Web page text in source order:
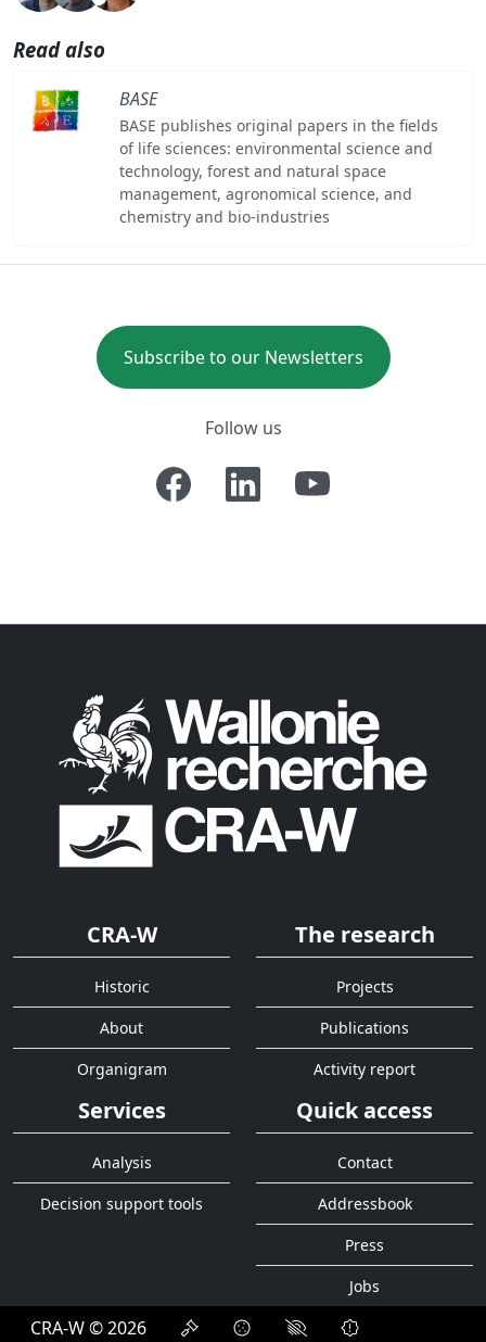
Read also
BASE
BASE publishes original papers in the fields
of life sciences: environmental science and
technology, forest and natural space
management, agronomical science, and
chemistry and bio-industries
Subscribe to our Newsletters
Follow us
CRA-W
Historic
About
Organigram
The research
Projects
Publications
Activity report
Services
Analysis
Decision support tools
Quick access
Contact
Addressbook
Press
Jobs
CRA-W © 2026